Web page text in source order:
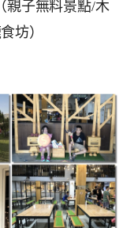
親子無料景點/木
坊）